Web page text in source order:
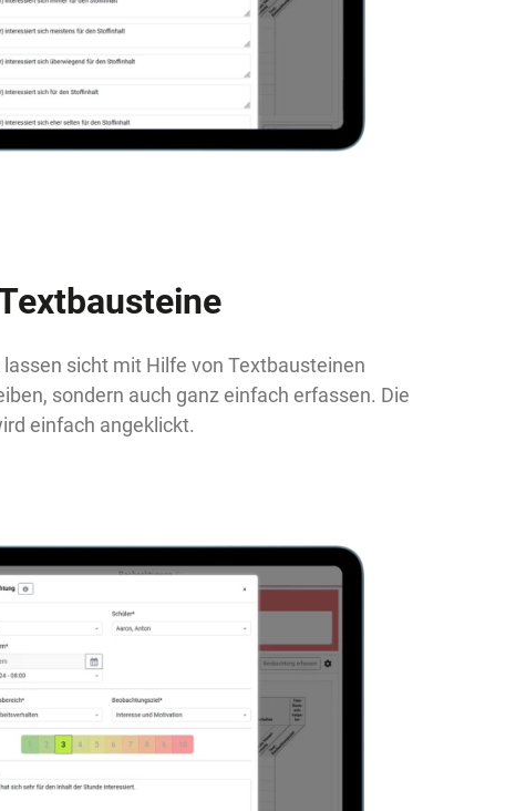
sicht mit Hilfe von Textbausteinen
sondern auch ganz einfach erfassen. Die
einfach angeklickt.